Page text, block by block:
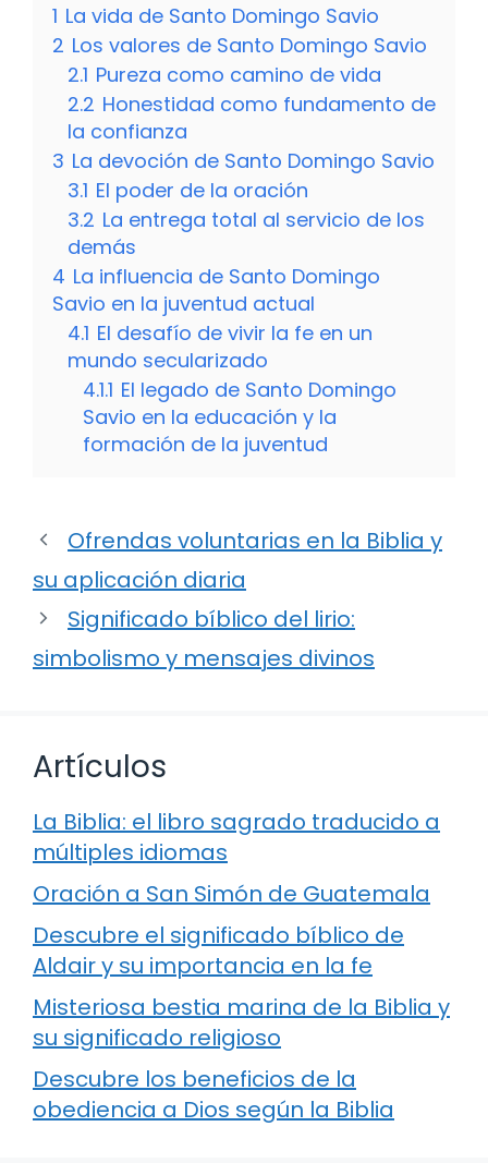
1 La vida de Santo Domingo Savio
2 Los valores de Santo Domingo Savio
2.1 Pureza como camino de vida
2.2 Honestidad como fundamento de
la confianza
3 La devoción de Santo Domingo Savio
3.1 El poder de la oración
3.2 La entrega total al servicio de los
demás
4 La influencia de Santo Domingo
Savio en la juventud actual
4.1 El desafío de vivir la fe en un
mundo secularizado
4.1.1 El legado de Santo Domingo
Savio en la educación y la
formación de la juventud
Ofrendas voluntarias en la Biblia y
su aplicación diaria
Significado bíblico del lirio:
simbolismo y mensajes divinos
Artículos
La Biblia: el libro sagrado traducido a
múltiples idiomas
Oración a San Simón de Guatemala
Descubre el significado bíblico de
Aldair y su importancia en la fe
Misteriosa bestia marina de la Biblia y
su significado religioso
Descubre los beneficios de la
obediencia a Dios según la Biblia